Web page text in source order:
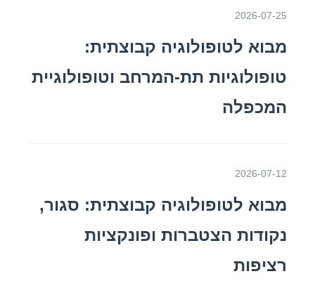
2026-07-25
מבוא לטופולוגיה קבוצתית:
טופולוגיות תת-המרחב וטופולוגיית
המכפלה
2026-07-12
מבוא לטופולוגיה קבוצתית: סגור,
נקודות הצטברות ופונקציות
רציפות